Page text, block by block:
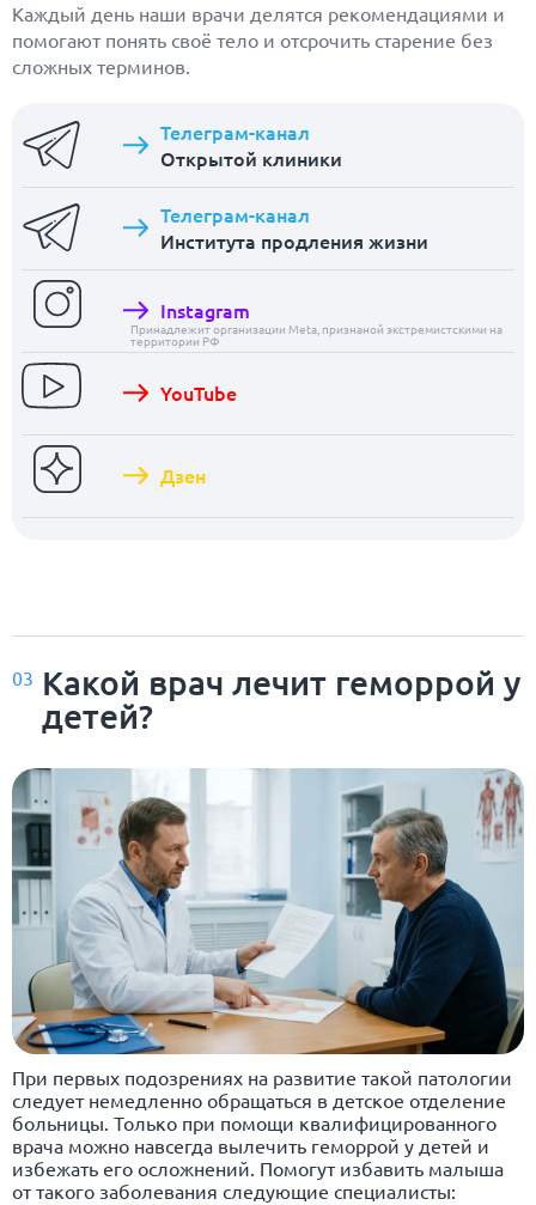
Каждый день наши врачи делятся рекомендациями и
помогают понять своё тело и отсрочить старение без
сложных терминов.
Телеграм-канал
Открытой клиники
Телеграм-канал
Института продления жизни
Instagram
Принадлежит организации Meta, признаной экстремистскими на
территории РФ
YouTube
Дзен
03 Какой врач лечит геморрой у
детей?
При первых подозрениях на развитие такой патологии
следует немедленно обращаться в детское отделение
больницы. Только при помощи квалифицированного
врача можно навсегда вылечить геморрой у детей и
избежать его осложнений. Помогут избавить малыша
от такого заболевания следующие специалисты: